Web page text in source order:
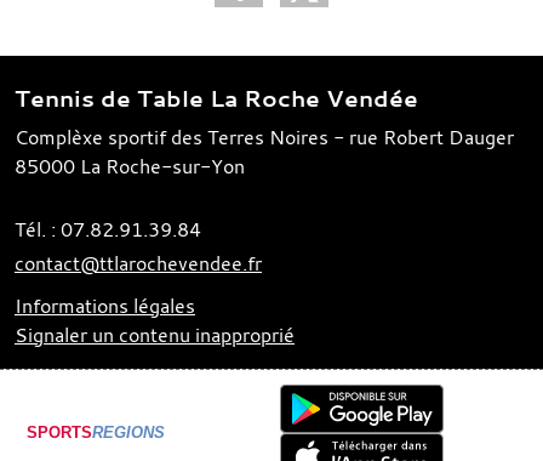
Tennis de Table La Roche Vendée
Complèxe sportif des Terres Noires - rue Robert Dauger
85000 La Roche-sur-Yon
Tél. : 07.82.91.39.84
contact@ttlarochevendee.fr
Informations légales
Signaler un contenu inapproprié
SPORTSREGIONS